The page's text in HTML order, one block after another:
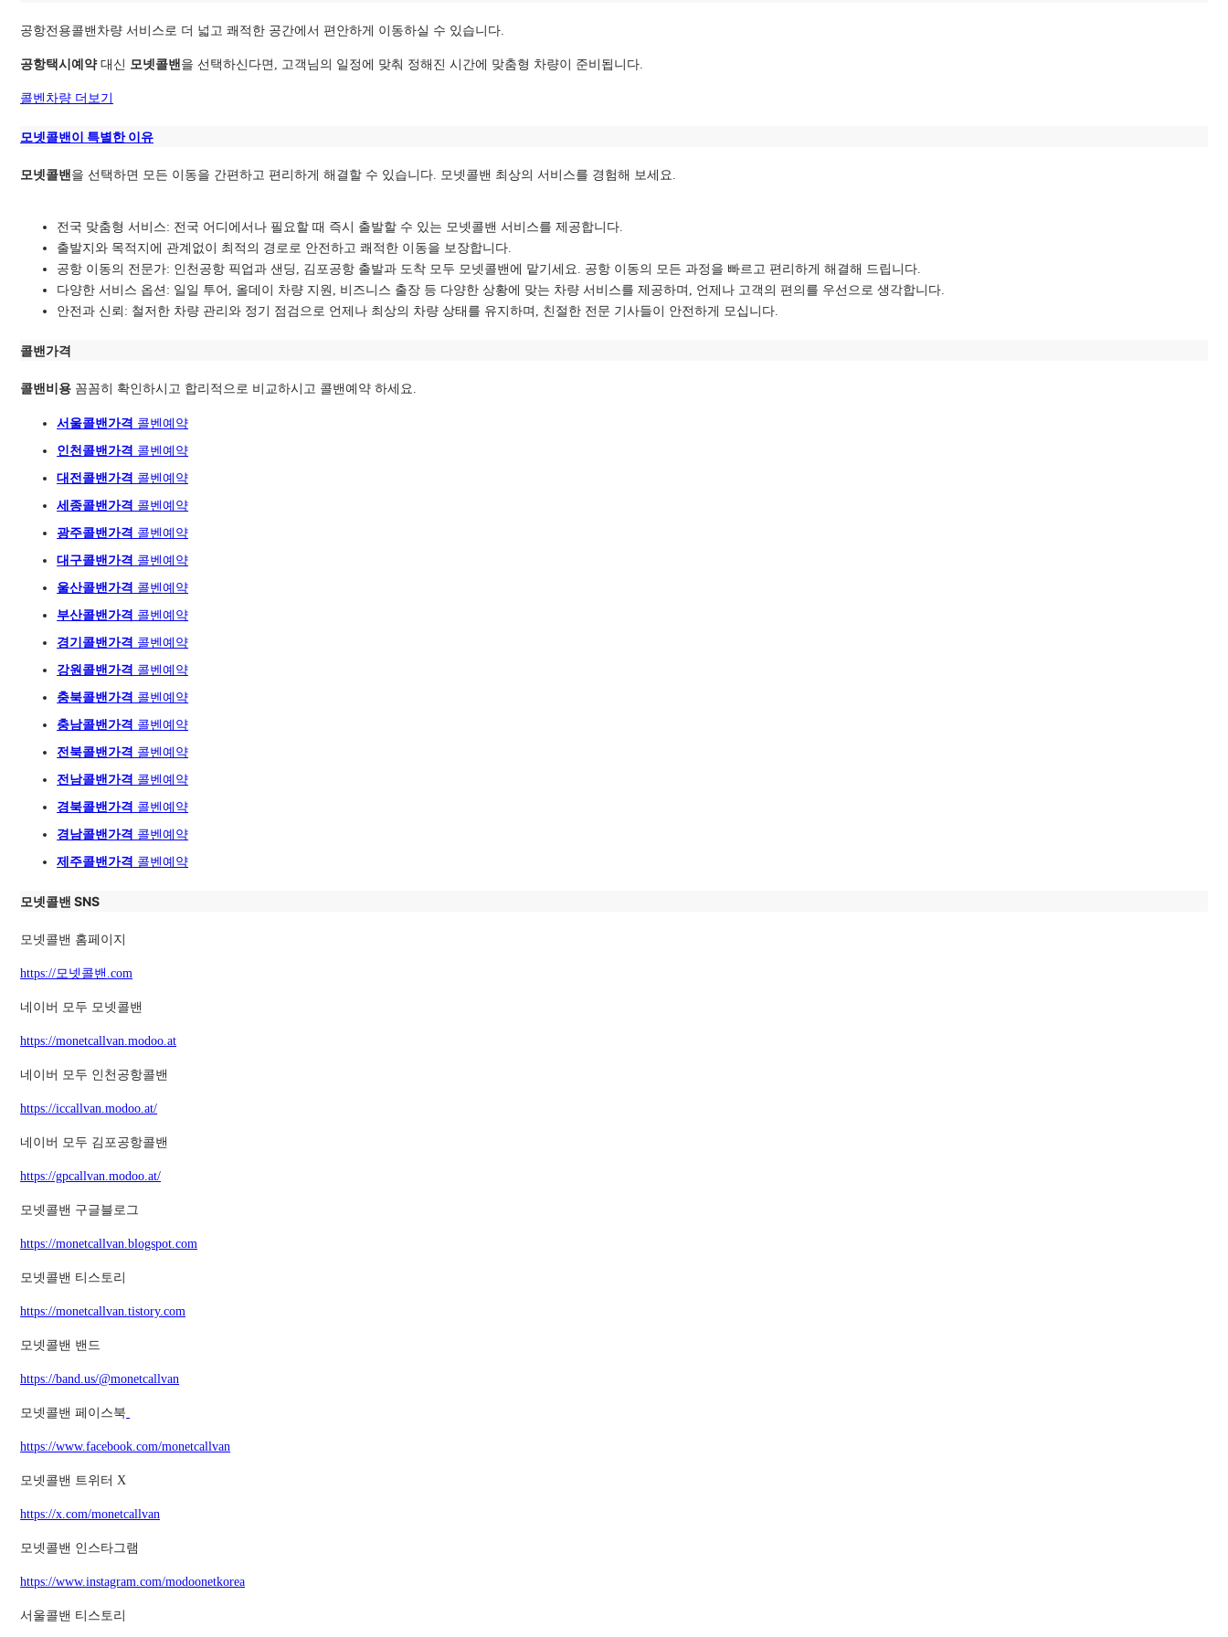
공항전용콜밴차량 서비스로 더 넓고 쾌적한 공간에서 편안하게 이동하실 수 있습니다.
공항택시예약대신 모넷콜밴 을 선택하신다면, 고객님의 일정에 맞춰 정해진 시간에 맞춤형 차량이 준비됩니다.
콜벤차량 더보기
모넷콜밴이 특별한 이유
모넷콜밴 을 선택하면 모든 이동을 간편하고 편리하게 해결할 수 있습니다. 모넷콜밴 최상의 서비스를 경험해 보세요.
전국 맞춤형 서비스: 전국 어디에서나 필요할 때 즉시 출발할 수 있는 모넷콜밴 서비스를 제공합니다.
출발지와 목적지에 관계없이 최적의 경로로 안전하고 쾌적한 이동을 보장합니다.
공항 이동의 전문가: 인천공항 픽업과 샌딩, 김포공항 출발과 도착 모두 모넷콜밴에 맡기세요. 공항 이동의 모든 과정을 빠르고 편리하게 해결해 드립니다.
다양한 서비스 옵션: 일일 투어, 올데이 차량 지원, 비즈니스 출장 등 다양한 상황에 맞는 차량 서비스를 제공하며, 언제나 고객의 편의를 우선으로 생각합니다.
안전과 신뢰: 철저한 차량 관리와 정기 점검으로 언제나 최상의 차량 상태를 유지하며, 친절한 전문 기사들이 안전하게 모십니다.
콜밴가격
콜밴비용 꼼꼼히 확인하시고 합리적으로 비교하시고 콜밴예약 하세요.
서울콜밴가격 콜벤예 약
인천콜밴가격 콜벤예약
대전콜밴가격 콜벤예약
세종콜밴가격 콜벤예약
광주콜밴가격 콜벤예 약
대구콜밴가격 콜벤예약
울산콜밴가격 콜벤예약
부산콜밴가격 콜벤예약
경기콜밴가격 콜벤예약
강원콜밴가격 콜벤예약
충북콜밴가격 콜벤예약
충남콜밴가격 콜벤예약
전북콜밴가격 콜벤예약
전남콜밴가격 콜벤예약
경북콜밴가격 콜벤예약
경남콜밴가격 콜벤예약
제주콜밴가격 콜벤예약
모넷콜밴 SNS
모넷콜밴 홈페이지
https://모넷콜밴.com
네이버 모두 모넷콜밴
https://monetcallvan.modoo.at
네이버 모두 인천공항콜밴
https://iccallvan.modoo.at/
네이버 모두 김포공항콜밴
https://gpcallvan.modoo.at/
모넷콜밴 구글블로그
https://monetcallvan.blogspot.com
모넷콜밴 티스토리
https://monetcallvan.tistory.com
모넷콜밴 밴드
https://band.us/@monetcallvan
모넷콜밴 페이스북
https://www.facebook.com/monetcallvan
모넷콜밴 트위터 X
https://x.com/monetcallvan
모넷콜밴 인스타그램
https://www.instagram.com/modoonetkorea
서울콜밴 티스토리